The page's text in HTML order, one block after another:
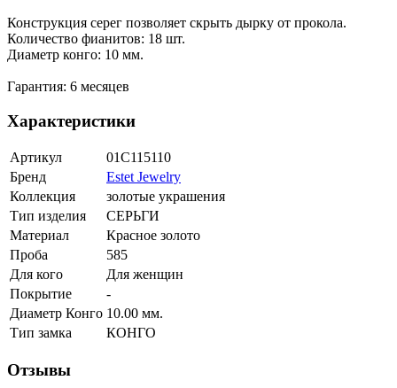
Конструкция серег позволяет скрыть дырку от прокола.
Количество фианитов: 18 шт.
Диаметр конго: 10 мм.
Гарантия: 6 месяцев
Характеристики
Артикул
01С115110
Бренд
Estet Jewelry
Коллекция
золотые украшения
Тип изделия
СЕРЬГИ
Материал
Красное золото
Проба
585
Для кого
Для женщин
Покрытие
-
Диаметр Конго 10.00 мм.
Тип замка
КОНГО
Отзывы